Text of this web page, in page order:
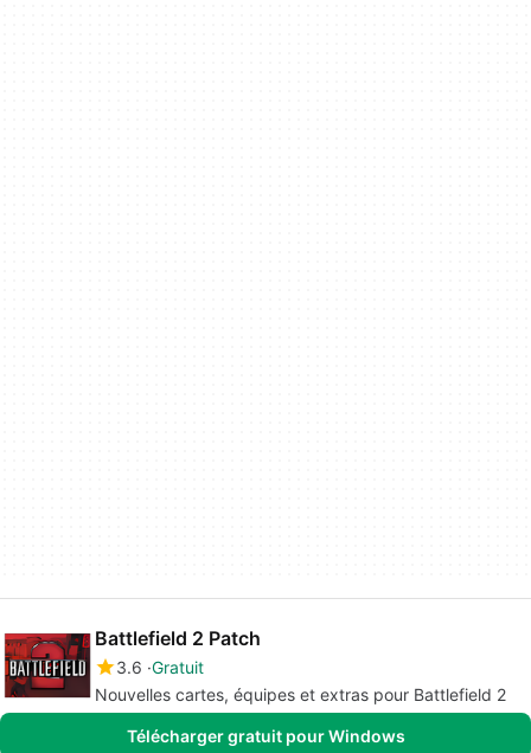
Battlefield 2 Patch
3.6 Gratuit
Nouvelles cartes, équipes et extras pour Battlefield 2
Télécharger gratuit pour Windows